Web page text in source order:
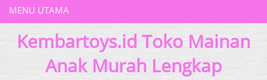
MENU UTAMA
Kembartoys.id Toko Mainan
Anak Murah Lengkap